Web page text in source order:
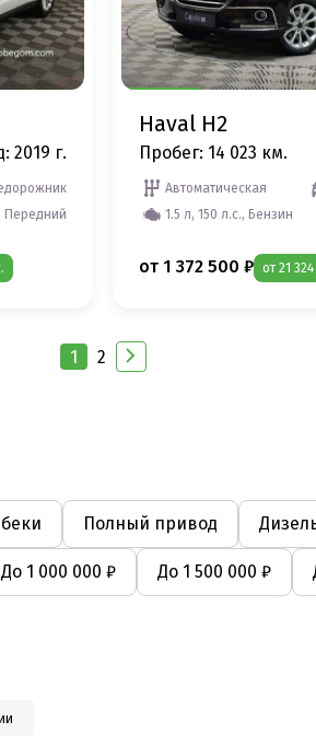
2019 г.
Передний
Haval H2
Пробег: 14 023 км.
Автоматическая
1.5 л, 150 л.с., Бензин
от 1 372 500 ₽ от 21
1 2
Полный привод
До 1 000 000 ₽ До 1 500 000 ₽